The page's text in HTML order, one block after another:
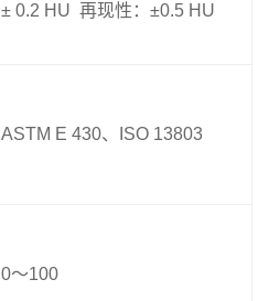
± 0.2 HU 再现性：±0.5 HU
ASTM E 430、ISO 13803
0〜100